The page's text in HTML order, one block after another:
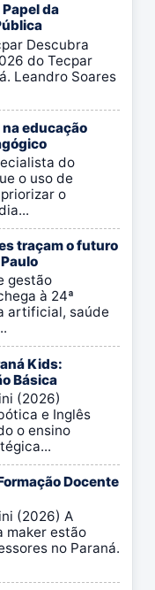
da
Descubra
do Tecpar
Leandro Soares
educação
do
o uso de
o
traçam o futuro
gestão
à 24ª
artificial, saúde
Kids:
Básica
(2026)
e Inglês
o ensino
Docente
(2026) A
maker estão
no Paraná.